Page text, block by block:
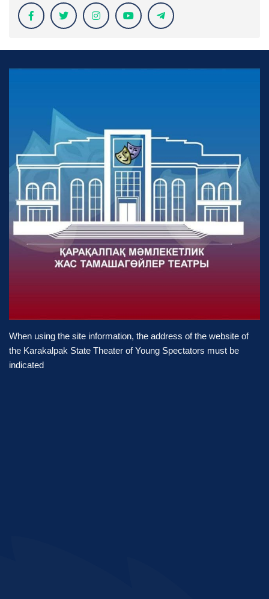
When using the site information, the address of the website of
the Karakalpak State Theater of Young Spectators must be
indicated